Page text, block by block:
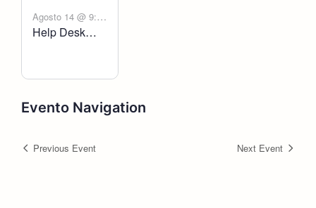
Agosto 14 @ 9:00
am - 6:00 pm
Help Desk
Evento Navigation
Previous Event Next Event